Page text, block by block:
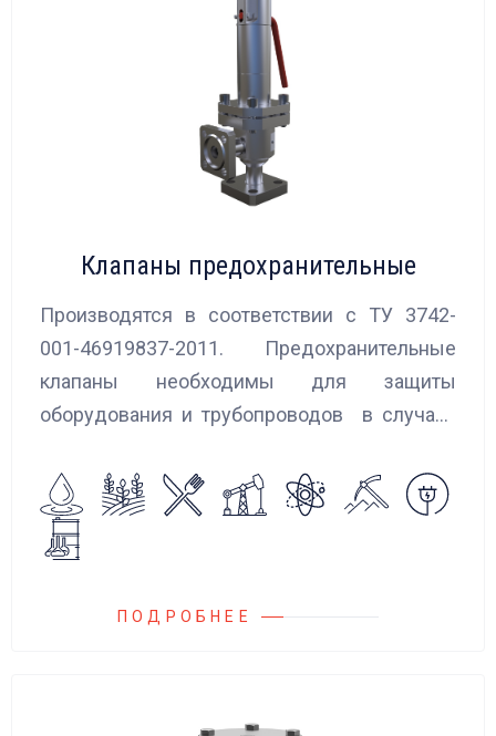
Клапаны предохранительные
Производятся в соответствии с ТУ 3742-
001-46919837-2011. Предохранительные
клапаны необходимы для защиты
оборудования и трубопроводов в случаях
сброса среды в систему низкого давления.
ПОДРОБНЕЕ